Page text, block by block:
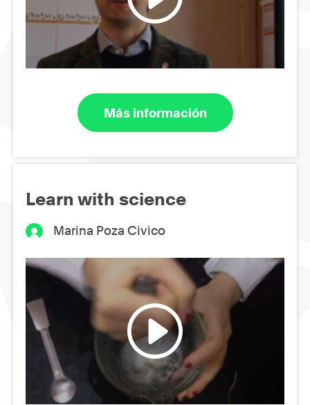
Más información
Learn with science
Marina Poza Civico